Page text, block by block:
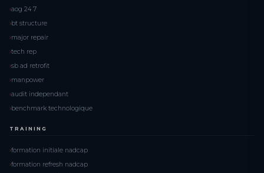
aog 24 7
bt structure
major repair
tech rep
sb ad retrofit
manpower
audit independant
benchmark technologique
TRAINING
formation initiale nadcap
formation refresh nadcap